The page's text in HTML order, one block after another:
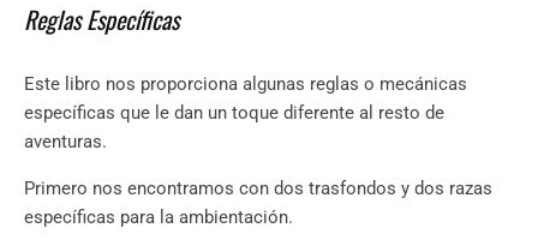
Reglas Específicas
Este libro nos proporciona algunas reglas o mecánicas
específicas que le dan un toque diferente al resto de
aventuras.
Primero nos encontramos con dos trasfondos y dos razas
específicas para la ambientación.